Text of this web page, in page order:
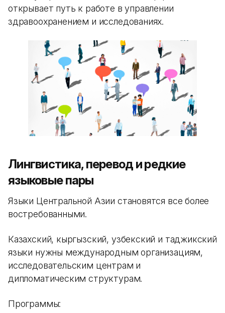
открывает путь к работе в управлении
здравоохранением и исследованиях.
Лингвистика, перевод и редкие
языковые пары
Языки Центральной Азии становятся все более
востребованными.
Казахский, кыргызский, узбекский и таджикский
языки нужны международным организациям,
исследовательским центрам и
дипломатическим структурам.
Программы: